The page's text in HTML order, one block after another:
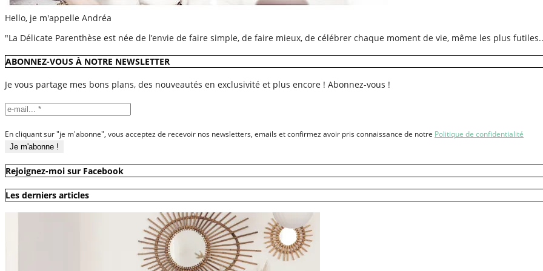
Hello, je m'appelle Andréa
"La Délicate Parenthèse est née de l’envie de faire simple, de faire mieux, de célébrer chaque moment de vie, même les plus
ABONNEZ-VOUS À NOTRE NEWSLETTER
Je vous partage mes bons plans, des nouveautés en exclusivité et plus encore ! Abonnez-vous !
En cliquant sur "je m'abonne", vous acceptez de recevoir nos newsletters, emails et confirmez avoir pris connaissance de notre Politique de confidentialité
Rejoignez-moi sur Facebook
Les derniers articles